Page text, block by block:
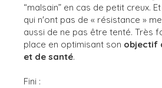
“malsain” en cas de petit creux.
qui n'ont pas de « résistance »
aussi de ne pas être tenté. Très
place en optimisant son objectif
et de santé.
Fini :